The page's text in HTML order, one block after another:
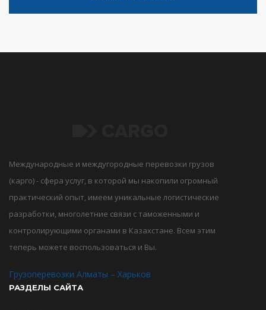
Международные и междугородные перевозки грузов
(карго) - сфера услуг, в которой мы накопили огромный
практический опыт, имеем уникальные логистические
разработки, многолетние связи с таможенными и
контролирующими органами в Казахстане. Всем этим
теперь можете воспользоваться и Вы.
Грузоперевозки Алматы – Харьков
РАЗДЕЛЫ САЙТА